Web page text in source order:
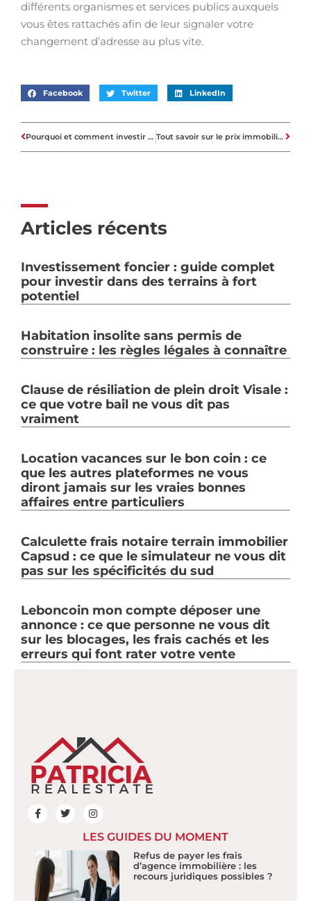
différents organismes et services publics auxquels
vous êtes rattachés afin de leur signaler votre
changement d’adresse au plus vite.
Facebook Twitter LinkedIn
Pourquoi et comment investir dans les résidences seniors ? Tout savoir sur le prix immobilier
Articles récents
Investissement foncier : guide complet
pour investir dans des terrains à fort
potentiel
Habitation insolite sans permis de
construire : les règles légales à connaître
Clause de résiliation de plein droit Visale :
ce que votre bail ne vous dit pas
vraiment
Location vacances sur le bon coin : ce
que les autres plateformes ne vous
diront jamais sur les vraies bonnes
affaires entre particuliers
Calculette frais notaire terrain immobilier
Capsud : ce que le simulateur ne vous dit
pas sur les spécificités du sud
Leboncoin mon compte déposer une
annonce : ce que personne ne vous dit
sur les blocages, les frais cachés et les
erreurs qui font rater votre vente
LES GUIDES DU MOMENT
Refus de payer les frais
d’agence immobilière : les
recours juridiques possibles ?